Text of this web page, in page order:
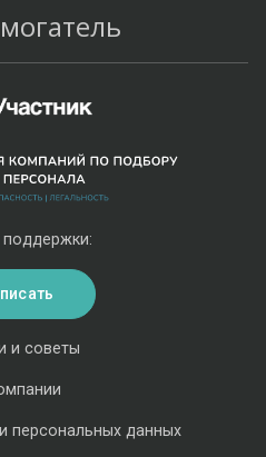
и советы
персональных данных